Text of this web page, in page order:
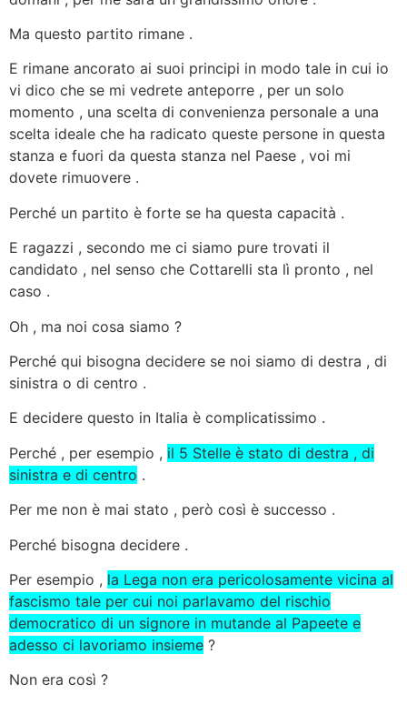
Ma questo partito rimane .
E rimane ancorato ai suoi principi in modo tale in cui io
vi dico che se mi vedrete anteporre , per un solo
momento , una scelta di convenienza personale a una
scelta ideale che ha radicato queste persone in questa
stanza e fuori da questa stanza nel Paese , voi mi
dovete rimuovere .
Perché un partito è forte se ha questa capacità .
E ragazzi , secondo me ci siamo pure trovati il
candidato , nel senso che Cottarelli sta lì pronto , nel
caso .
Oh , ma noi cosa siamo ?
Perché qui bisogna decidere se noi siamo di destra , di
sinistra o di centro .
E decidere questo in Italia è complicatissimo .
Perché , per esempio , il 5 Stelle è stato di destra , di
sinistra e di centro .
Per me non è mai stato , però così è successo .
Perché bisogna decidere .
Per esempio , la Lega non era pericolosamente vicina al
fascismo tale per cui noi parlavamo del rischio
democratico di un signore in mutande al Papeete e
adesso ci lavoriamo insieme ?
Non era così ?